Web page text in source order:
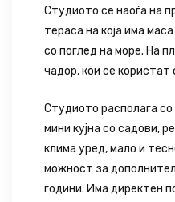
Студиото се наоѓа на
тераса на која има
со поглед на море. На
чадор, кои се користат
Студиото располага
мини кујна со садови,
клима уред, мало и
можност за
години. Има директен